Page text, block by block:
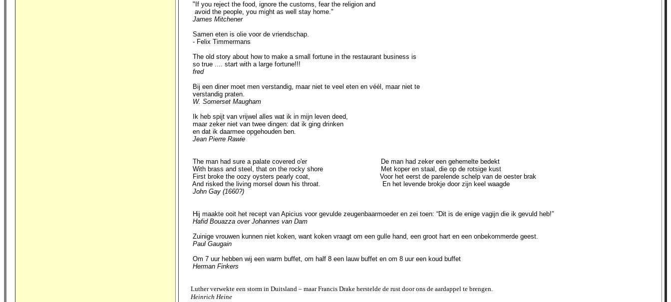
"If you reject the food, ignore the customs, fear the religion and
avoid the people, you might as well stay home."
James Mitchener
Samen eten is olie voor de vriendschap.
- Felix Timmermans
The old story about how to make a small fortune in the restaurant business is
so true .... start with a large fortune!!!
fred
Bij een diner moet men verstandig, maar niet te veel eten en véél, maar niet te
verstandig praten.
W. Somerset Maugham
Ik heb spijt van vrijwel alles wat ik in mijn leven deed,
maar zeker niet van twee dingen: dat ik ging drinken
en dat ik daarmee opgehouden ben.
Jean Pierre Rawie
The man had sure a palate covered o'er De man had zeker een gehemelte bedekt
With brass and steel, that on the rocky shore Met koper en staal, die op de rotsige kust
First broke the oozy oysters pearly coat, Voor het eerst de parelende schelp van de oester brak
And risked the living morsel down his throat. En het levende brokje door zijn keel waagde
John Gay (1660?)
Hij maakte ooit het recept van Apicius voor gevulde zeugenbaarmoeder en zei toen: “Dit is de enige vagijn die ik gevuld heb!”
Hafid Bouazza over Johannes van Dam
Zuinige vrouwen kunnen niet koken, want koken vraagt om een gulle hand, een groot hart en een onbekommerde geest.
Paul Gaugain
Om 7 uur hebben wij een warm buffet, om half 8 een lauw buffet en om 8 uur een koud buffet
Herman Finkers
Luther verwekte een storm in Duitsland – maar Francis Drake herstelde de rust door ons de aardappel te brengen.
Heinrich Heine